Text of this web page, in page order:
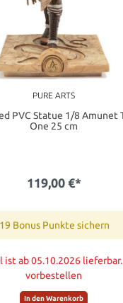
PURE ARTS
PVC Statue 1/8 Amunet
One 25 cm
119,00 €*
Bonus Punkte sichern
ist ab 05.10.2026
vorbestellen
In den Warenkorb